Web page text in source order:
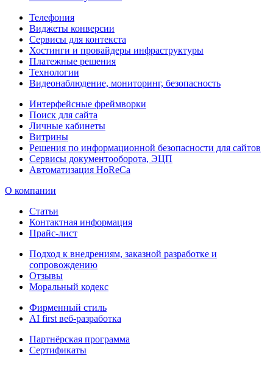
Телефония
Виджеты конверсии
Сервисы для контекста
Хостинги и провайдеры инфраструктуры
Платежные решения
Технологии
Видеонаблюдение, мониторинг, безопасность
Интерфейсные фреймворки
Поиск для сайта
Личные кабинеты
Витрины
Решения по информационной безопасности для сайтов
Сервисы документооборота, ЭЦП
Автоматизация HoReCa
О компании
Статьи
Контактная информация
Прайс-лист
Подход к внедрениям, заказной разработке и
сопровождению
Отзывы
Моральный кодекс
Фирменный стиль
AI first веб-разработка
Партнёрская программа
Сертификаты